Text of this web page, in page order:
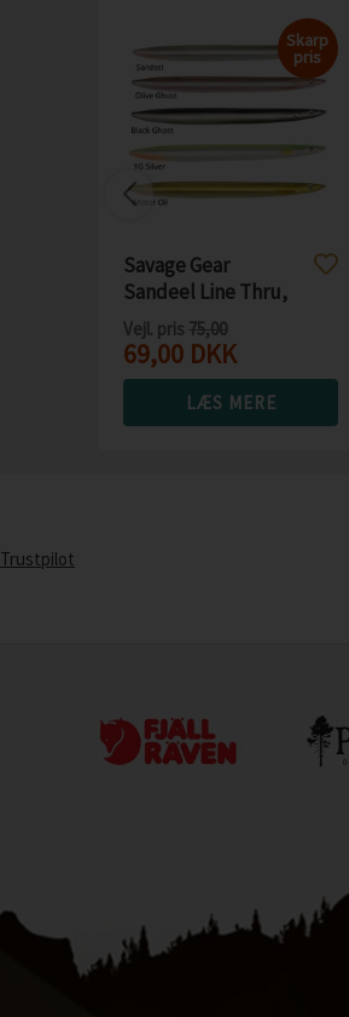
Skarp
pris
Savage Gear
Sandeel Line Thru,
19g / 12,5cm
Vejl. pris 75,00
69,00 DKK
LÆS MERE
Trustpilot